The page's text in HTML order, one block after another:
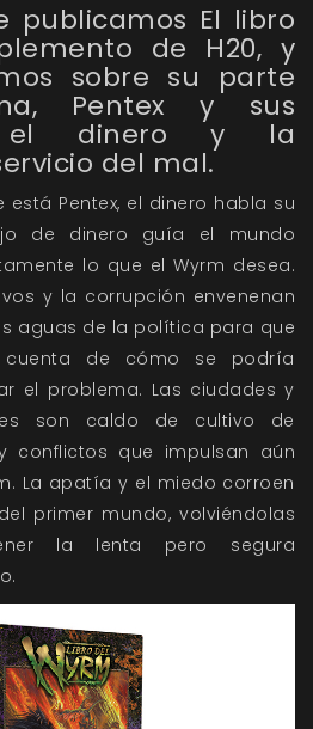
publicamos El libro
de H20, y
sobre su parte
Pentex y sus
el dinero y la
del mal.
está Pentex, el dinero habla su
de dinero guía el mundo
lo que el Wyrm desea.
y la corrupción envenenan
aguas de la política para que
de cómo se podría
el problema. Las ciudades y
son caldo de cultivo de
conflictos que impulsan aún
La apatía y el miedo corroen
primer mundo, volviéndolas
la lenta pero segura